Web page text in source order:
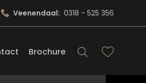
Brochure
Veenendaal: 0318 - 525 356